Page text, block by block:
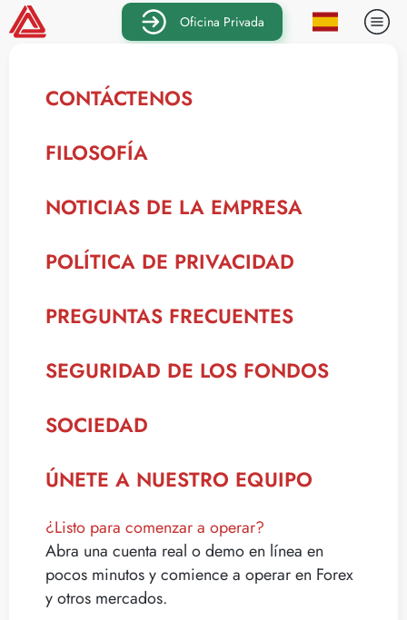
Oficina Privada
CONTÁCTENOS
FILOSOFÍA
NOTICIAS DE LA EMPRESA
POLÍTICA DE PRIVACIDAD
PREGUNTAS FRECUENTES
SEGURIDAD DE LOS FONDOS
SOCIEDAD
ÚNETE A NUESTRO EQUIPO
¿Listo para comenzar a operar?
Abra una cuenta real o demo en línea en
pocos minutos y comience a operar en Forex
y otros mercados.